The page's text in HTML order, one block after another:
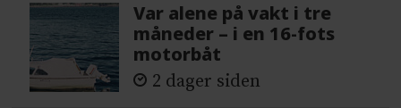
Var alene på vakt i tre
måneder – i en 16-fots
motorbåt
2 dager siden